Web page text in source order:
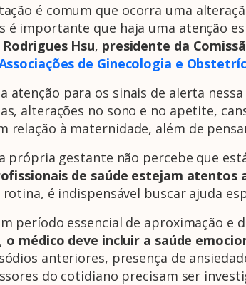
é comum que ocorra uma
é importante que haja uma atenção
Hsu, presidente da
de Ginecologia e
atenção para os sinais de alerta
alterações no sono e no apetite,
relação à maternidade, além de
própria gestante não percebe que
de saúde estejam atentos
é indispensável buscar ajuda
período essencial de aproximação e
o médico deve incluir a saúde
anteriores, presença de
do cotidiano precisam ser